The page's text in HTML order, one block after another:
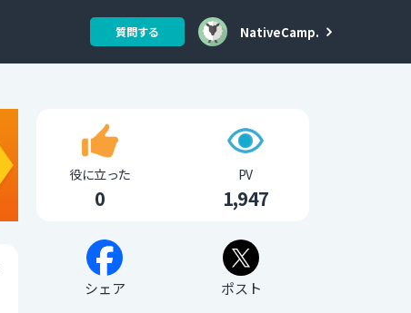
質問する NativeCamp.
役に立った
0
PV
1,947
シェア ポスト